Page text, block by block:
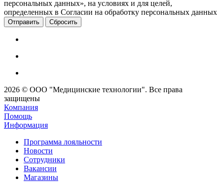
персональных данных», на условиях и для целей,
определенных в Согласии на обработку персональных данных
Сбросить
2026 © ООО "Медицинские технологии". Все права
защищены
Компания
Помощь
Информация
Программа лояльности
Новости
Сотрудники
Вакансии
Магазины